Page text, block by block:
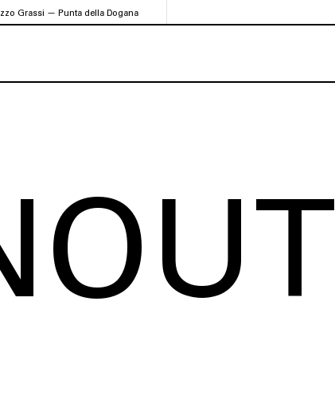
Grassi — Punta della Dogana